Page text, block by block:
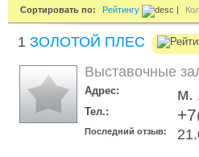
Сортировать по: Рейтингу |
1 ЗОЛОТОЙ ПЛЕС
Выставочные
Адрес: м.
Тел.:
Последний отзыв: